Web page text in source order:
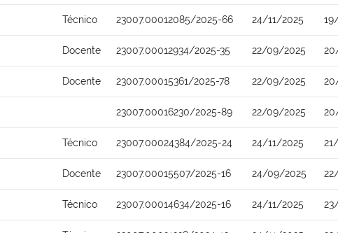
Técnico 23007.00012085/2025-66 24/11/2025
Docente 23007.00012934/2025-35 22/09/2025
Docente 23007.00015361/2025-78 22/09/2025
23007.00016230/2025-89 22/09/2025
Técnico 23007.00024384/2025-24 24/11/2025
Docente 23007.00015507/2025-16 24/09/2025
Técnico 23007.00014634/2025-16 24/11/2025